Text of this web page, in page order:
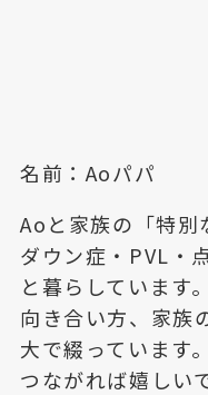
名前：Aoパパ
Aoと家族の「特別
ダウン症・PVL・
と暮らしています
向き合い方、家族
大で綴っています
つながれば嬉しい